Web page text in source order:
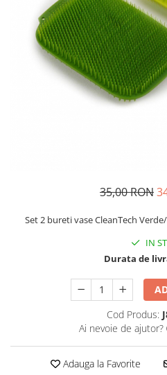
35,00 RON
Set 2 bureti vase CleanTech
IN
Durata de
Cod Produs:
Ai nevoie de ajutor?
Adauga la Favorite